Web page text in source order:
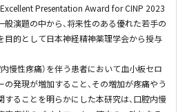
Excellent Presentation Award for CINP 2023
演題の中から、将来性のある優れた若手の
目的として日本神経精神薬理学会から授与
慢性疼痛）を伴う患者において血小板セロ
の発現が増加すること、その増加が疼痛やう
ることを明らかにした本研究は、口腔内慢